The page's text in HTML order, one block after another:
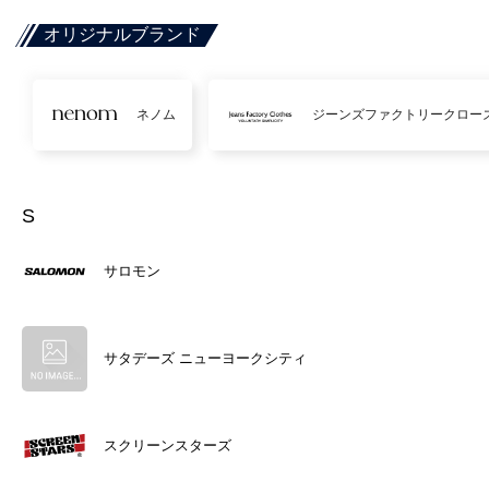
オリジナルブランド
ネノム ジーンズファクトリークロー
S
サロモン
サタデーズ ニューヨークシティ
スクリーンスターズ